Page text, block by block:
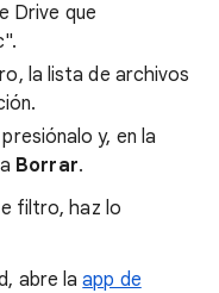
Drive que
la lista de archivos
y, en la
Borrar.
filtro, haz lo
abre laapp de